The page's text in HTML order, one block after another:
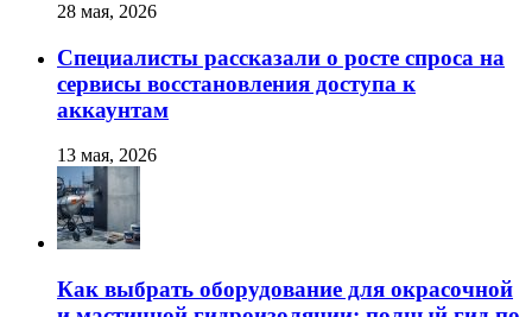
28 мая, 2026
Специалисты рассказали о росте спроса на
сервисы восстановления доступа к
аккаунтам
13 мая, 2026
Как выбрать оборудование для окрасочной